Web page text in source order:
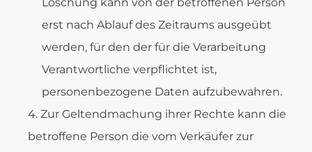
erst nach Ablauf des Zeitraums ausgeübt
werden, für den der für die Verarbeitung
Verantwortliche verpflichtet ist,
personenbezogene Daten aufzubewahren.
Zur Geltendmachung ihrer Rechte kann die
betroffene Person die vom Verkäufer zur